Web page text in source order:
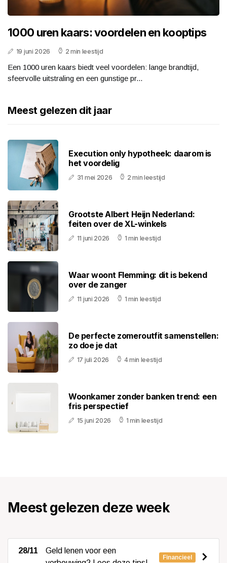
1000 uren kaars: voordelen en kooptips
19 juni 2026 2 min leestijd
Een 1000 uren kaars biedt veel voordelen: lange brandtijd,
sfeervolle uitstraling en een gunstige pr...
Meest gelezen dit jaar
Execution only hypotheek: daarom is
het voordelig
31 mei 2026 2 min leestijd
Grootste Albert Heijn Nederland:
feiten over de XL-winkels
11 juni 2026 1 min leestijd
Waar woont Flemming: dit is bekend
over de zanger
11 juni 2026 1 min leestijd
De perfecte zomeroutfit samenstellen:
zo doe je dat
17 juli 2026 4 min leestijd
Woonkamer zonder banken trend: een
fris perspectief
15 juni 2026 1 min leestijd
Meest gelezen deze week
28/11
Geld lenen voor een
Financieel